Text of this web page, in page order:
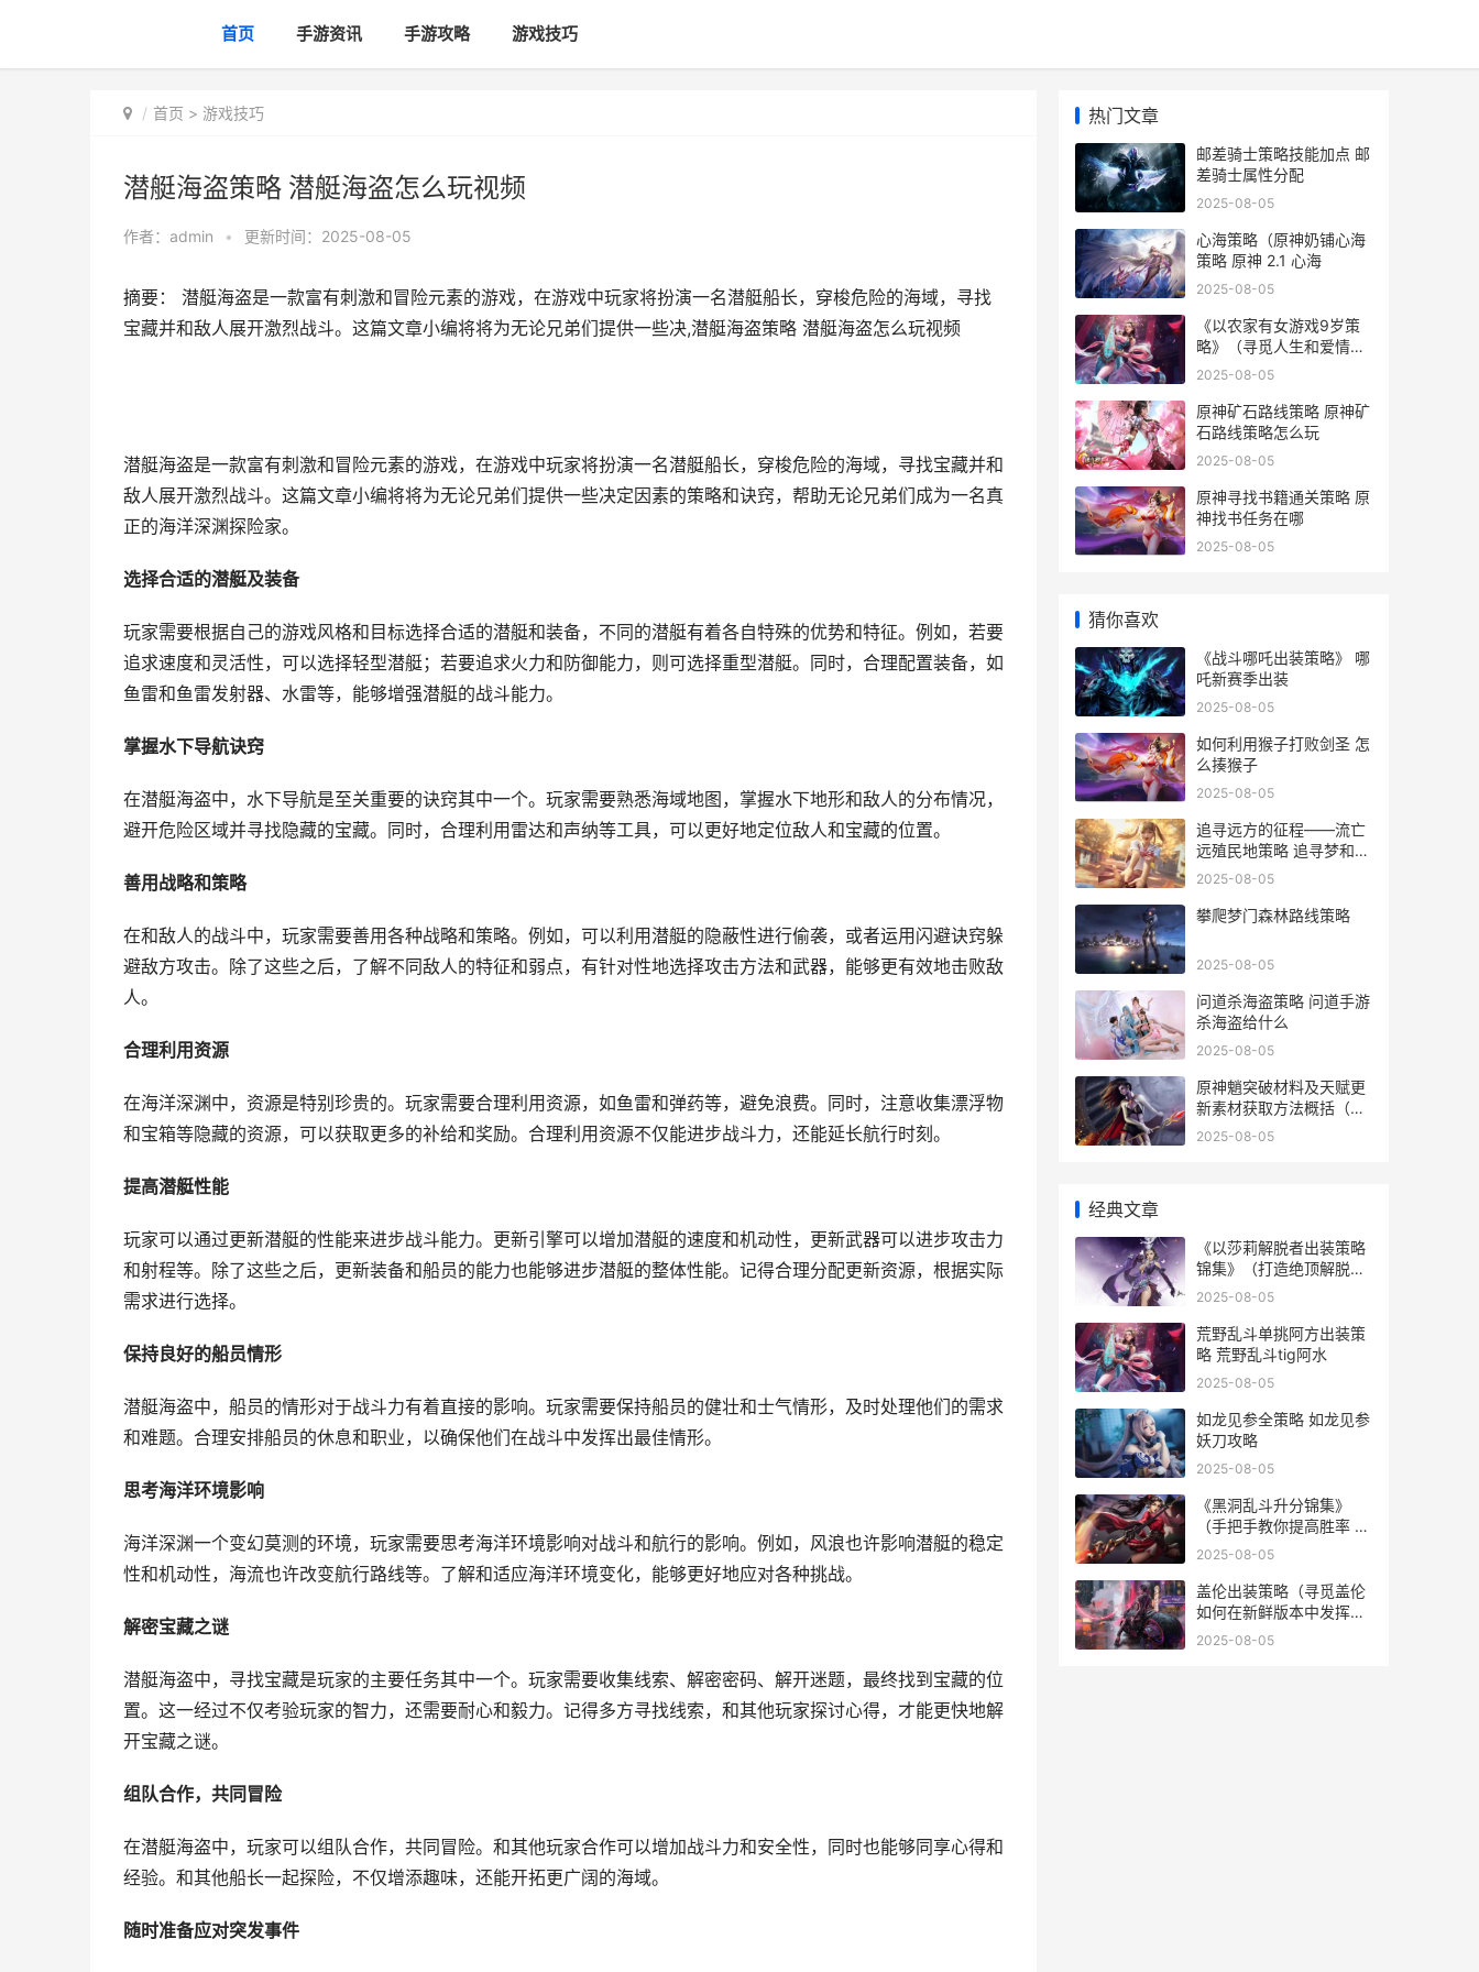
首页 手游资讯 手游攻略 游戏技巧
首页 > 游戏技巧
潜艇海盗策略 潜艇海盗怎么玩视频
作者： admin • 更新时间：2025-08-05
摘要： 潜艇海盗是一款富有刺激和冒险元素的游戏，在游戏中玩家将扮演一名潜艇船长，穿梭危险的海域，寻找
宝藏并和敌人展开激烈战斗。这篇文章小编将将为无论兄弟们提供一些决,潜艇海盗策略 潜艇海盗怎么玩视频
潜艇海盗是一款富有刺激和冒险元素的游戏，在游戏中玩家将扮演一名潜艇船长，穿梭危险的海域，寻找宝藏并和
敌人展开激烈战斗。这篇文章小编将将为无论兄弟们提供一些决定因素的策略和诀窍，帮助无论兄弟们成为一名真
正的海洋深渊探险家。
选择合适的潜艇及装备
玩家需要根据自己的游戏风格和目标选择合适的潜艇和装备，不同的潜艇有着各自特殊的优势和特征。例如，若要
追求速度和灵活性，可以选择轻型潜艇；若要追求火力和防御能力，则可选择重型潜艇。同时，合理配置装备，如
鱼雷和鱼雷发射器、水雷等，能够增强潜艇的战斗能力。
掌握水下导航诀窍
在潜艇海盗中，水下导航是至关重要的诀窍其中一个。玩家需要熟悉海域地图，掌握水下地形和敌人的分布情况，
避开危险区域并寻找隐藏的宝藏。同时，合理利用雷达和声纳等工具，可以更好地定位敌人和宝藏的位置。
善用战略和策略
在和敌人的战斗中，玩家需要善用各种战略和策略。例如，可以利用潜艇的隐蔽性进行偷袭，或者运用闪避诀窍躲
避敌方攻击。除了这些之后，了解不同敌人的特征和弱点，有针对性地选择攻击方法和武器，能够更有效地击败敌
人。
合理利用资源
在海洋深渊中，资源是特别珍贵的。玩家需要合理利用资源，如鱼雷和弹药等，避免浪费。同时，注意收集漂浮物
和宝箱等隐藏的资源，可以获取更多的补给和奖励。合理利用资源不仅能进步战斗力，还能延长航行时刻。
提高潜艇性能
玩家可以通过更新潜艇的性能来进步战斗能力。更新引擎可以增加潜艇的速度和机动性，更新武器可以进步攻击力
和射程等。除了这些之后，更新装备和船员的能力也能够进步潜艇的整体性能。记得合理分配更新资源，根据实际
需求进行选择。
保持良好的船员情形
潜艇海盗中，船员的情形对于战斗力有着直接的影响。玩家需要保持船员的健壮和士气情形，及时处理他们的需求
和难题。合理安排船员的休息和职业，以确保他们在战斗中发挥出最佳情形。
思考海洋环境影响
海洋深渊一个变幻莫测的环境，玩家需要思考海洋环境影响对战斗和航行的影响。例如，风浪也许影响潜艇的稳定
性和机动性，海流也许改变航行路线等。了解和适应海洋环境变化，能够更好地应对各种挑战。
解密宝藏之谜
潜艇海盗中，寻找宝藏是玩家的主要任务其中一个。玩家需要收集线索、解密密码、解开迷题，最终找到宝藏的位
置。这一经过不仅考验玩家的智力，还需要耐心和毅力。记得多方寻找线索，和其他玩家探讨心得，才能更快地解
开宝藏之谜。
组队合作，共同冒险
在潜艇海盗中，玩家可以组队合作，共同冒险。和其他玩家合作可以增加战斗力和安全性，同时也能够同享心得和
经验。和其他船长一起探险，不仅增添趣味，还能开拓更广阔的海域。
随时准备应对突发事件
热门文章
邮差骑士策略技能加点 邮
差骑士属性分配
2025-08-05
心海策略（原神奶铺心海
策略 原神 2.1 心海
2025-08-05
《以农家有女游戏9岁策
略》（寻觅人生和爱情的
奇妙冒险 农家有女来种田
2025-08-05
原神矿石路线策略 原神矿
石路线策略怎么玩
2025-08-05
原神寻找书籍通关策略 原
神找书任务在哪
2025-08-05
猜你喜欢
《战斗哪吒出装策略》 哪
吒新赛季出装
2025-08-05
如何利用猴子打败剑圣 怎
么揍猴子
2025-08-05
追寻远方的征程——流亡
远殖民地策略 追寻梦和远
方
2025-08-05
攀爬梦门森林路线策略
2025-08-05
问道杀海盗策略 问道手游
杀海盗给什么
2025-08-05
原神魈突破材料及天赋更
新素材获取方法概括（从
哪里获取各种突破材料和
2025-08-05
经典文章
《以莎莉解脱者出装策略
锦集》（打造绝顶解脱者
装备方法 以利莎是什么意
2025-08-05
荒野乱斗单挑阿方出装策
略 荒野乱斗tig阿水
2025-08-05
如龙见参全策略 如龙见参
妖刀攻略
2025-08-05
《黑洞乱斗升分锦集》
（手把手教你提高胜率 黑
洞大乱斗小游戏在线玩
2025-08-05
盖伦出装策略（寻觅盖伦
如何在新鲜版本中发挥最
大威力 盖伦出装攻略
2025-08-05